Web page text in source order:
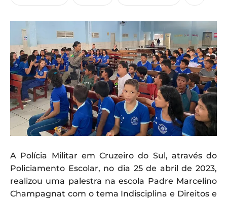
A Polícia Militar em Cruzeiro do Sul, através do
Policiamento Escolar, no dia 25 de abril de 2023,
realizou uma palestra na escola Padre Marcelino
Champagnat com o tema Indisciplina e Direitos e